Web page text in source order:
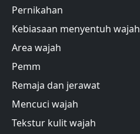
Pernikahan
Kebiasaan menyentuh wajah
Area wajah
Pemm
Remaja dan jerawat
Mencuci wajah
Tekstur kulit wajah